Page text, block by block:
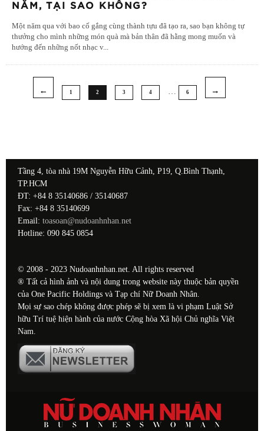
NĂM, TẠI SAO KHÔNG?
Một năm qua với bao cố gắng cùng thành tựu đã tạo ra, sao bạn không tự
thưởng cho mình những món quà mà bản thân đã hằng mong muốn và
hướng đến những nốt nhạc v...
1 2 3 4 6
Tầng 4, tòa nhà 19M Nguyễn Hữu Cảnh, P19, Q.Bình Thạnh,
TP.HCM
ĐT: +84 8 35140686 / 35140687
Fax: +84 8 35140699
Email: toasoan@nudoanhnhan.net
Hotline: 090 845 0854
© 2008 - 2023 Nudoanhnhan.net. All rights reserved
® Tất cả hình ảnh và nội dung trong website này thuộc bản quyền
của One Pacific Holdings và Tạp chí Nữ Doanh Nhân.
Mọi sự sao chép không được phép sẽ bị xem là vi phạm Luật Sở
hữu Trí tuệ hiện hành của nước Cộng hòa Xã hội Chủ nghĩa Việt
Nam.